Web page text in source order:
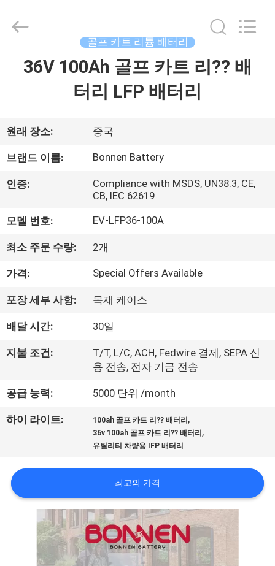
품
소
개
회
사
소
개
공
투
어
질
Hunan
Bonnen
골프 카트 리튬 배터리
36V 100Ah 골프 카트 리?? 배
터리 LFP 배터리
원래 장소: 중국
브랜드 이름: Bonnen Battery
인증:
Compliance with MSDS, UN38.3, CE,
CB, IEC 62619
모델 번호: EV-LFP36-100A
최소 주문 수량: 2개
가격: Special Offers Available
포장 세부 사항: 목재 케이스
배달 시간: 30일
지불 조건:
T/T, L/C, ACH, Fedwire 결제, SEPA 신
용 전송, 전자 기금 전송
공급 능력: 5000 단위 /month
하이 라이트: 100ah 골프 카트 리?? 배터리 ,
36v 100ah 골프 카트 리?? 배터리 ,
유틸리티 차량용 IFP 배터리
최고의 가격